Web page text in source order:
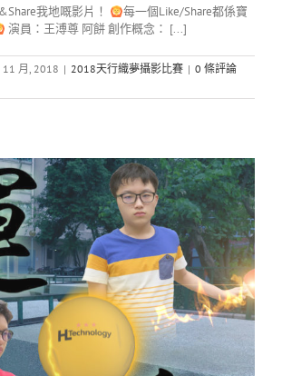
我地嘅影片！
每一個Like/Share都係寶
演員：王溥尊 阿餅 創作概念： [...]
11 月, 2018 | 2018天行織夢攝影比賽 | 0 條評論